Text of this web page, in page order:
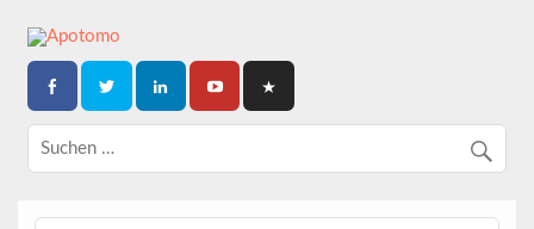
content
APOTOMO
Dein News-Magazin